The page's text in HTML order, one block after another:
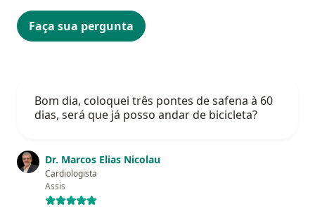
Faça sua pergunta
Bom dia, coloquei três pontes de safena à 60
dias, será que já posso andar de bicicleta?
Dr. Marcos Elias Nicolau
Cardiologista
Assis